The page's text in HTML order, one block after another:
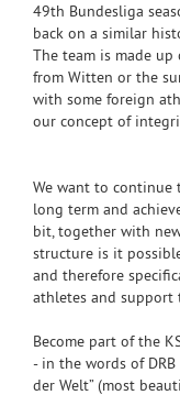
49th Bundesliga
back on a similar
The team is made
from Witten or the
with some foreign
our concept of
We want to
long term and
bit, together with
structure is it
and therefore
athletes and support
Become part of the
- in the words of
der Welt” (most